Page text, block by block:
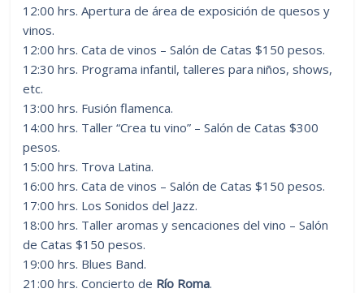
12:00 hrs. Apertura de área de exposición de quesos y
vinos.
12:00 hrs. Cata de vinos – Salón de Catas $150 pesos.
12:30 hrs. Programa infantil, talleres para niños, shows,
etc.
13:00 hrs. Fusión flamenca.
14:00 hrs. Taller “Crea tu vino” – Salón de Catas $300
pesos.
15:00 hrs. Trova Latina.
16:00 hrs. Cata de vinos – Salón de Catas $150 pesos.
17:00 hrs. Los Sonidos del Jazz.
18:00 hrs. Taller aromas y sencaciones del vino – Salón
de Catas $150 pesos.
19:00 hrs. Blues Band.
21:00 hrs. Concierto de Río Roma.